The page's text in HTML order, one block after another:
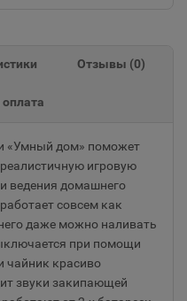
Отзывы (0)
«Умный дом» поможет
игровую
ведения домашнего
совсем как
даже можно наливать
при помощи
чайник красиво
звуки закипающей